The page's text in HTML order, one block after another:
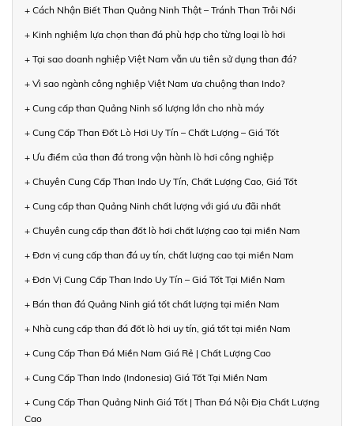
+ Cách Nhận Biết Than Quảng Ninh Thật – Tránh Than Trôi Nổi
+ Kinh nghiệm lựa chọn than đá phù hợp cho từng loại lò hơi
+ Tại sao doanh nghiệp Việt Nam vẫn ưu tiên sử dụng than đá?
+ Vì sao ngành công nghiệp Việt Nam ưa chuộng than Indo?
+ Cung cấp than Quảng Ninh số lượng lớn cho nhà máy
+ Cung Cấp Than Đốt Lò Hơi Uy Tín – Chất Lượng – Giá Tốt
+ Ưu điểm của than đá trong vận hành lò hơi công nghiệp
+ Chuyên Cung Cấp Than Indo Uy Tín, Chất Lượng Cao, Giá Tốt
+ Cung cấp than Quảng Ninh chất lượng với giá ưu đãi nhất
+ Chuyên cung cấp than đốt lò hơi chất lượng cao tại miền Nam
+ Đơn vị cung cấp than đá uy tín, chất lượng cao tại miền Nam
+ Đơn Vị Cung Cấp Than Indo Uy Tín – Giá Tốt Tại Miền Nam
+ Bán than đá Quảng Ninh giá tốt chất lượng tại miền Nam
+ Nhà cung cấp than đá đốt lò hơi uy tín, giá tốt tại miền Nam
+ Cung Cấp Than Đá Miền Nam Giá Rẻ | Chất Lượng Cao
+ Cung Cấp Than Indo (Indonesia) Giá Tốt Tại Miền Nam
+ Cung Cấp Than Quảng Ninh Giá Tốt | Than Đá Nội Địa Chất Lượng
Cao